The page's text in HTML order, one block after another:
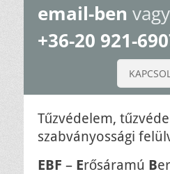
email-ben
+36-20 921-
Tűzvédelem,
szabványossági
EBF – Erősáramú B